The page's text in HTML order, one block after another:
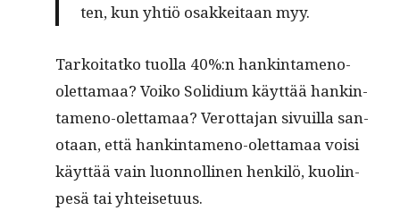
ten, kun yhtiö osakkeitaan myy.
Tarkoi­tatko tuol­la 40%:n han­k­in­ta­meno-
olet­ta­maa? Voiko Solid­i­um käyt­tää han­k­in­
ta­meno-olet­ta­maa? Verot­ta­jan sivuil­la san­
o­taan, että han­k­in­ta­meno-olet­ta­maa voisi
käyt­tää vain luon­nolli­nen henkilö, kuolin­
pesä tai yhteisetuus.